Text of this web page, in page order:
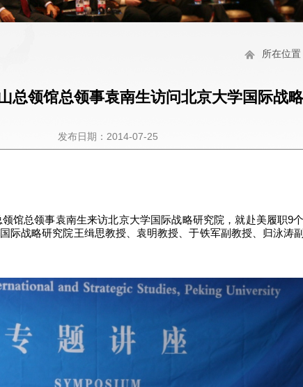
所在位置
总领馆总领事袁南生访问北京大学国际战
发布日期：2014-07-25
馆总领事袁南生来访北京大学国际战略研究院，就赴美履职9
际战略研究院王缉思教授、袁明教授、于铁军副教授、归泳涛